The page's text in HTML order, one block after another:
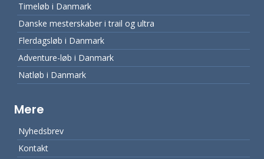
Timeløb i Danmark
Danske mesterskaber i trail og ultra
Flerdagsløb i Danmark
Adventure-løb i Danmark
Natløb i Danmark
Mere
Nyhedsbrev
Kontakt